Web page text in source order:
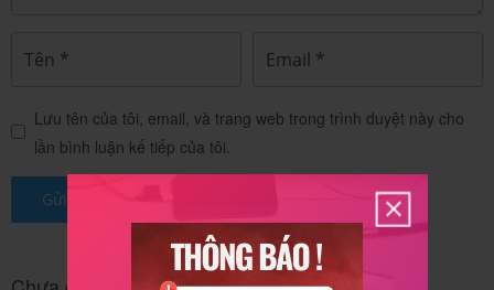
ng.
Người cao tuổi
Chống chỉ định và thận trọng khi dùng
thuốc Cerevit Fort
Lưu tên của tôi, email, và trang web trong trình duyệt này cho
lần bình luận kế tiếp của tôi.